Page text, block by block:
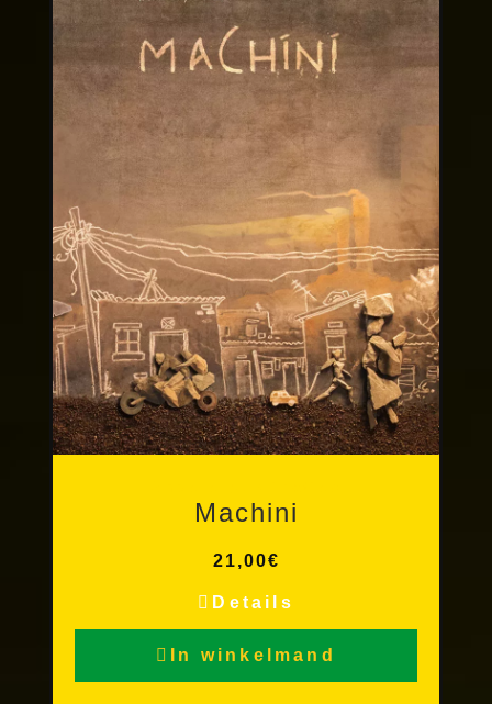
Machini
21,00€
Details
In winkelmand